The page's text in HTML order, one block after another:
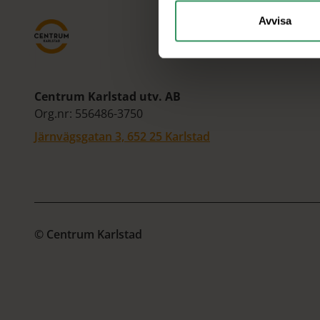
Avvisa
Centrum Karlstad utv. AB
Org.nr: 556486-3750
Järnvägsgatan 3, 652 25 Karlstad
© Centrum Karlstad